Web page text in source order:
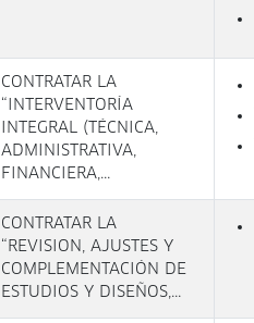
CONTRATAR LA
“INTERVENTORÍA
INTEGRAL (TÉCNICA,
ADMINISTRATIVA,
FINANCIERA,...
CONTRATAR LA
“REVISION, AJUSTES Y
COMPLEMENTACIÓN DE
ESTUDIOS Y DISEÑOS,...